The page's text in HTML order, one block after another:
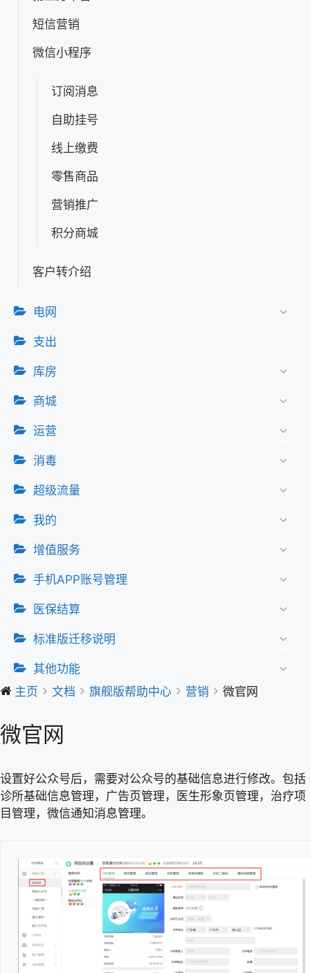
短信营销
微信小程序
订阅消息
自助挂号
线上缴费
零售商品
营销推广
积分商城
客户转介绍
电网
支出
库房
商城
运营
消毒
超级流量
我的
增值服务
手机APP账号管理
医保结算
标准版迁移说明
其他功能
主页
文档 旗舰版帮助中心 营销 微官网
微官网
设置好公众号后，需要对公众号的基础信息进行修改。包括
诊所基础信息管理，广告页管理，医生形象页管理，治疗项
目管理，微信通知消息管理。